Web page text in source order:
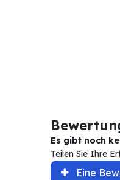
Es gibt noch
Teilen Sie Ihre
Eine